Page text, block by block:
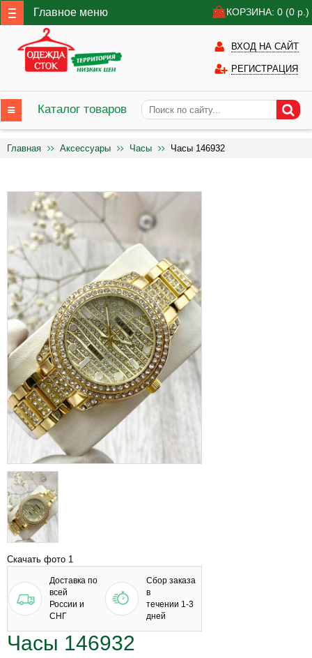
Главное меню КОРЗИНА: 0 (0 р.)
ВХОД НА САЙТ
РЕГИСТРАЦИЯ
Каталог товаров
Главная Аксессуары Часы Часы 146932
Скачать фото 1
Доставка по
всей
России и
СНГ
Сбор заказа
в
течении 1-3
дней
Часы 146932